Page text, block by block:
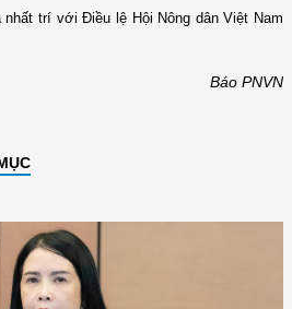
trí với Điều lệ Hội Nông dân Việt Nam
Báo PNVN